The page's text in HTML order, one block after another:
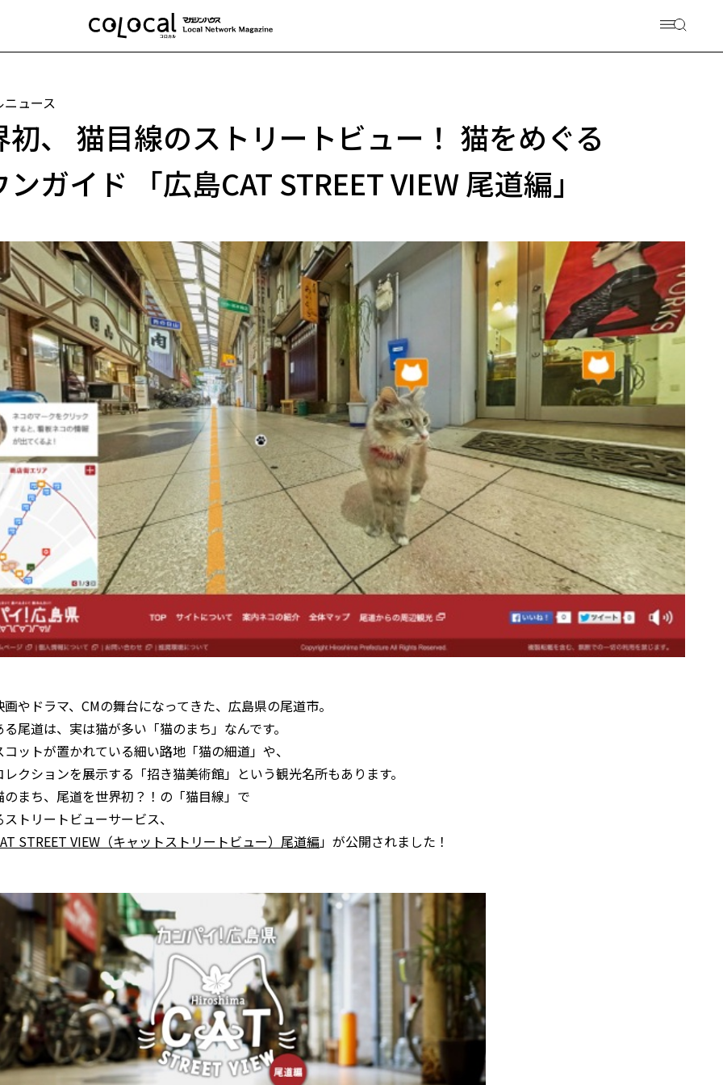
ュース
初、 猫目線のストリートビュー！ 猫をめぐる
ガイド 「広島CAT STREET VIEW 尾道編」
やドラマ、CMの舞台になってきた、広島県の尾道市。
尾道は、実は猫が多い「猫のまち」なんです。
ットが置かれている細い路地「猫の細道」や、
クションを展示する「招き猫美術館」という観光名所もあります。
のまち、尾道を世界初？！の「猫目線」で
トリートビューサービス、
STREET VIEW（キャットストリートビュー）尾道編」が公開されました！